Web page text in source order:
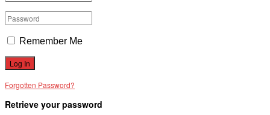
Remember Me
Forgotten Password?
Retrieve your password